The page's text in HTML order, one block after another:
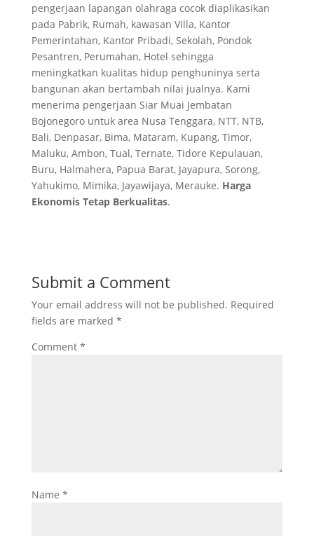
pengerjaan lapangan olahraga cocok diaplikasikan
pada Pabrik, Rumah, kawasan Villa, Kantor
Pemerintahan, Kantor Pribadi, Sekolah, Pondok
Pesantren, Perumahan, Hotel sehingga
meningkatkan kualitas hidup penghuninya serta
bangunan akan bertambah nilai jualnya. Kami
menerima pengerjaan Siar Muai Jembatan
Bojonegoro untuk area Nusa Tenggara, NTT, NTB,
Bali, Denpasar, Bima, Mataram, Kupang, Timor,
Maluku, Ambon, Tual, Ternate, Tidore Kepulauan,
Buru, Halmahera, Papua Barat, Jayapura, Sorong,
Yahukimo, Mimika, Jayawijaya, Merauke. Harga
Ekonomis Tetap Berkualitas.
Submit a Comment
Your email address will not be published. Required
fields are marked *
Comment *
Name *